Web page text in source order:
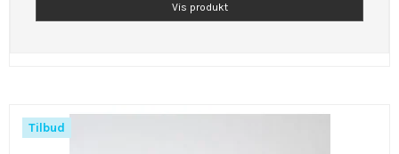
Vis produkt
Tilbud